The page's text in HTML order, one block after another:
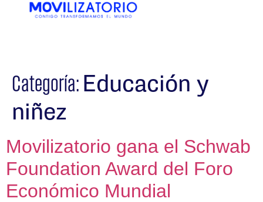
Categoría: Educación y
niñez
Movilizatorio gana el Schwab
Foundation Award del Foro
Económico Mundial